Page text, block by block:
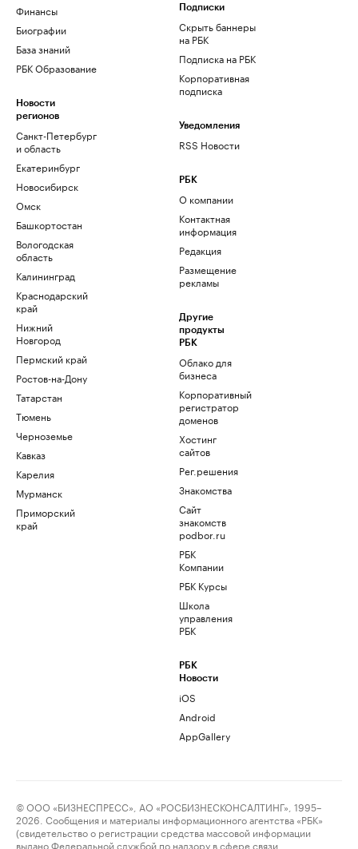
Финансы
Биографии
База знаний
РБК Образование
Новости
регионов
Санкт-Петербург
и область
Екатеринбург
Новосибирск
Омск
Башкортостан
Вологодская
область
Калининград
Краснодарский
край
Нижний
Новгород
Пермский край
Ростов-на-Дону
Татарстан
Тюмень
Черноземье
Кавказ
Карелия
Мурманск
Приморский
край
Подписки
Скрыть баннеры
на РБК
Подписка на РБК
Корпоративная
подписка
Уведомления
RSS Новости
РБК
О компании
Контактная
информация
Редакция
Размещение
рекламы
Другие
продукты
РБК
Облако для
бизнеса
Корпоративный
регистратор
доменов
Хостинг
сайтов
Рег.решения
Знакомства
Сайт
знакомств
podbor.ru
РБК
Компании
РБК Курсы
Школа
управления
РБК
РБК
Новости
iOS
Android
AppGallery
© ООО «БИЗНЕСПРЕСС», АО «РОСБИЗНЕСКОНСАЛТИНГ», 1995–
2026. Сообщения и материалы информационного агентства «РБК»
(свидетельство о регистрации средства массовой информации
выдано Федеральной службой по надзору в сфере связи,